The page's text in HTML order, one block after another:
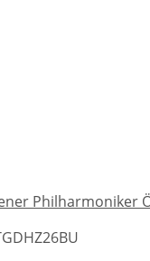
Philharmoniker